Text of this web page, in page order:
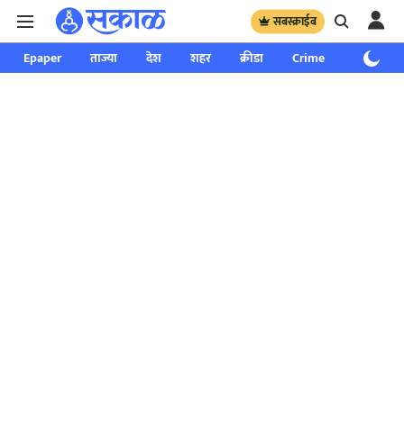
सबस्क्राईब
Epaper ताज्या देश शहर क्रीडा Crime साप्ताहिक